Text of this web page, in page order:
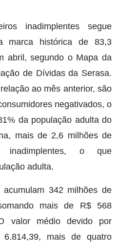
inadimplentes segue
marca histórica de 83,3
abril, segundo o Mapa da
de Dívidas da Serasa.
ao mês anterior, são
negativados, o
da população adulta do
mais de 2,6 milhões de
inadimplentes, o que
adulta.
342 milhões de
mais de R$ 568
valor médio devido por
mais de quatro